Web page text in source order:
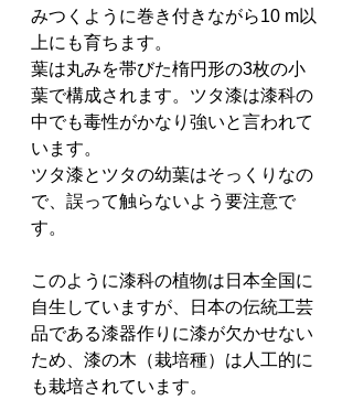
みつくように巻き付きながら10 m以
上にも育ちます。
葉は丸みを帯びた楕円形の3枚の小
葉で構成されます。ツタ漆は漆科の
中でも毒性がかなり強いと言われて
います。
ツタ漆とツタの幼葉はそっくりなの
で、誤って触らないよう要注意で
す。
このように漆科の植物は日本全国に
自生していますが、日本の伝統工芸
品である漆器作りに漆が欠かせない
ため、漆の木（栽培種）は人工的に
も栽培されています。